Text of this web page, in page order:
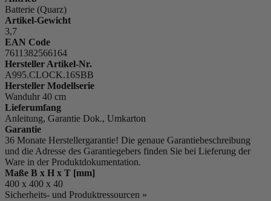
Batterie (Quarz)
Artikel-Gewicht
3,7
EAN Code
7611382566164
Hersteller Artikel-Nr.
A995.CLOCK.16SBB
Hersteller Modellserie
Wanduhr 40 cm
Lieferumfang
Anleitung, Garantie Dok., Umkarton
Garantie
36 Monate Herstellergarantie! Die genaue Garantiebeschreibung
und die Adresse des Garantiegebers finden Sie bei Lieferung der
Ware in der Produktdokumentation.
Maße B x H x T [mm]
400 x 400 x 40
Sicherheits- und Produktressourcen »